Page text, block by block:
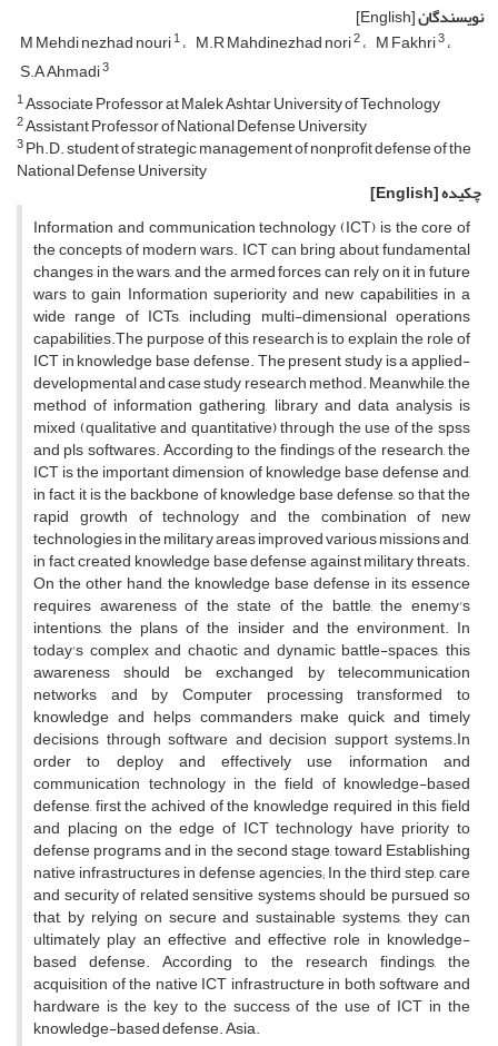
نویسندگان[English]
M Mehdi nezhad nouri1 M.R Mahdinezhad nori2 M Fakhri3
S.A Ahmadi3
1Associate Professor at Malek Ashtar University of Technology
2Assistant Professor of National Defense University
3Ph.D. student of strategic management of nonprofit defense of the
National Defense University
چکیده[English]
Information and communication technology (ICT) is the core of
the concepts of modern wars. ICT can bring about fundamental
changes in the wars, and the armed forces can rely on it in future
wars to gain Information superiority and new capabilities in a
wide range of ICTs, including multi-dimensional operations
capabilities.The purpose of this research is to explain the role of
ICT in knowledge base defense. The present study is a applied-
developmental and case study research method. Meanwhile, the
method of information gathering, library and data analysis is
mixed (qualitative and quantitative) through the use of the spss
and pls softwares. According to the findings of the research, the
ICT is the important dimension of knowledge base defense and,
in fact, it is the backbone of knowledge base defense, so that the
rapid growth of technology and the combination of new
technologies in the military areas improved various missions and,
in fact, created knowledge base defense against military threats.
On the other hand, the knowledge base defense in its essence
requires awareness of the state of the battle, the enemy's
intentions, the plans of the insider and the environment. In
today's complex and chaotic and dynamic battle-spaces, this
awareness should be exchanged by telecommunication
networks and by Computer processing transformed to
knowledge and helps commanders make quick and timely
decisions through software and decision support systems.In
order to deploy and effectively use information and
communication technology in the field of knowledge-based
defense, first the achived of the knowledge required in this field
and placing on the edge of ICT technology have priority to
defense programs and in the second stage, toward Establishing
native infrastructures in defense agencies; In the third step, care
and security of related sensitive systems should be pursued so
that, by relying on secure and sustainable systems, they can
ultimately play an effective and effective role in knowledge-
based defense. According to the research findings, the
acquisition of the native ICT infrastructure in both software and
hardware is the key to the success of the use of ICT in the
knowledge-based defense. Asia.